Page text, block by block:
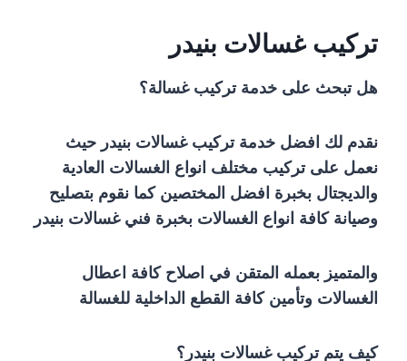
تركيب غسالات بنيدر
هل تبحث على خدمة تركيب غسالة؟
نقدم لك افضل خدمة تركيب غسالات بنيدر حيث
نعمل على تركيب مختلف انواع الغسالات العادية
والديجتال بخبرة افضل المختصين كما نقوم بتصليح
وصيانة كافة انواع الغسالات بخبرة فني غسالات بنيدر
والمتميز بعمله المتقن في اصلاح كافة اعطال
الغسالات وتأمين كافة القطع الداخلية للغسالة
كيف يتم تركيب غسالات بنيدر؟